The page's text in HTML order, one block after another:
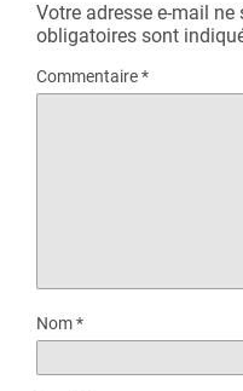
Votre adresse e-mail ne
obligatoires sont
Commentaire*
Nom*